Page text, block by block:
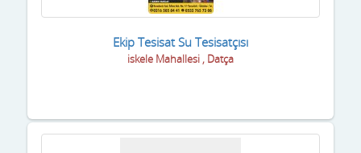
Ekip Tesisat Su Tesisatçısı
iskele Mahallesi , Datça